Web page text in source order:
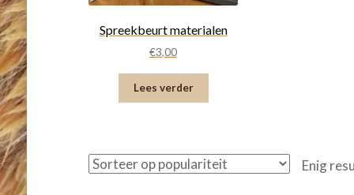
Spreekbeurt materialen
€3,00
Lees verder
Enig